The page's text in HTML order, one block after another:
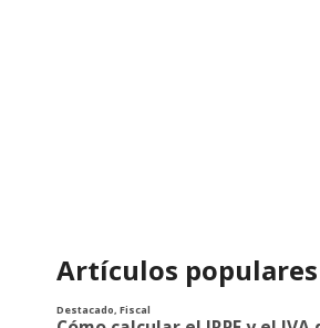
Artículos populares